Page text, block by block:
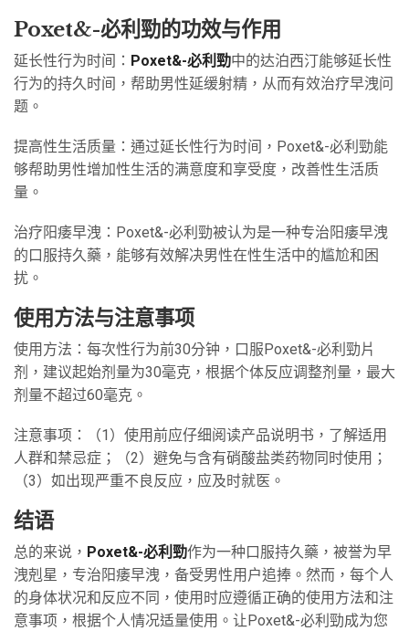
Poxet&-必利勁的功效与作用
延长性行为时间： Poxet&-必利勁中的达泊西汀能够延长性
行为的持久时间，帮助男性延缓射精，从而有效治疗早洩问
题。
提高性生活质量：通过延长性行为时间，Poxet&-必利勁能
够帮助男性增加性生活的满意度和享受度，改善性生活质
量。
治疗阳痿早洩：Poxet&-必利勁被认为是一种专治阳痿早洩
的口服持久藥，能够有效解决男性在性生活中的尴尬和困
扰。
使用方法与注意事项
使用方法：每次性行为前30分钟，口服Poxet&-必利勁片
剂，建议起始剂量为30毫克，根据个体反应调整剂量，最大
剂量不超过60毫克。
注意事项：（1）使用前应仔细阅读产品说明书，了解适用
人群和禁忌症；（2）避免与含有硝酸盐类药物同时使用；
（3）如出现严重不良反应，应及时就医。
结语
总的来说， Poxet&-必利勁作为一种口服持久藥，被誉为早
洩剋星，专治阳痿早洩，备受男性用户追捧。然而，每个人
的身体状况和反应不同，使用时应遵循正确的使用方法和注
意事项，根据个人情况适量使用。让Poxet&-必利勁成为您